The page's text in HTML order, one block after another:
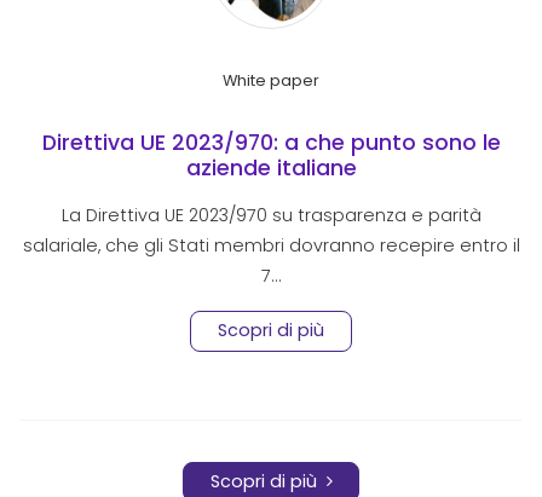
White paper
Direttiva UE 2023/970: a che punto sono le
aziende italiane
La Direttiva UE 2023/970 su trasparenza e parità
salariale, che gli Stati membri dovranno recepire entro il
7…
Scopri di più
Scopri di più